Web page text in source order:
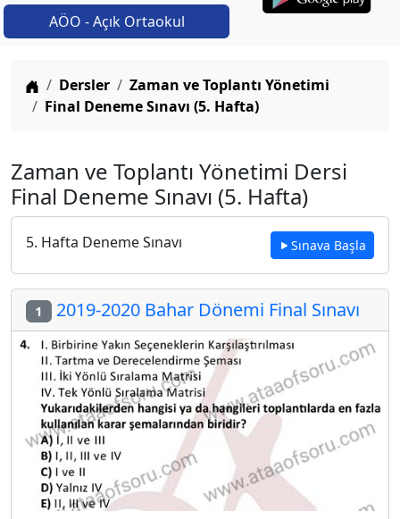
AÖO - Açık Ortaokul
Anasayfa
Dersler
Zaman ve Toplantı Yönetimi
Final Deneme Sınavı (5. Hafta)
Zaman ve Toplantı Yönetimi Dersi
Final Deneme Sınavı (5. Hafta)
5. Hafta Deneme Sınavı Sınava Başla
1 2019-2020 Bahar Dönemi Final Sınavı